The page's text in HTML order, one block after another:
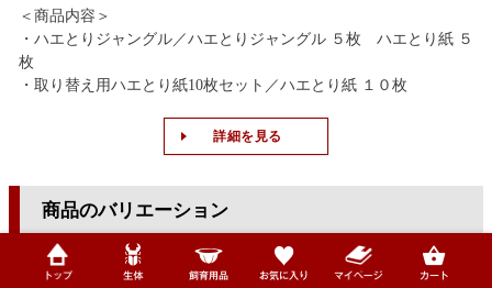
＜商品内容＞
・ハエとりジャングル／ハエとりジャングル ５枚 ハエとり紙 ５
枚
・取り替え用ハエとり紙10枚セット／ハエとり紙 １０枚
詳細を見る
商品のバリエーション